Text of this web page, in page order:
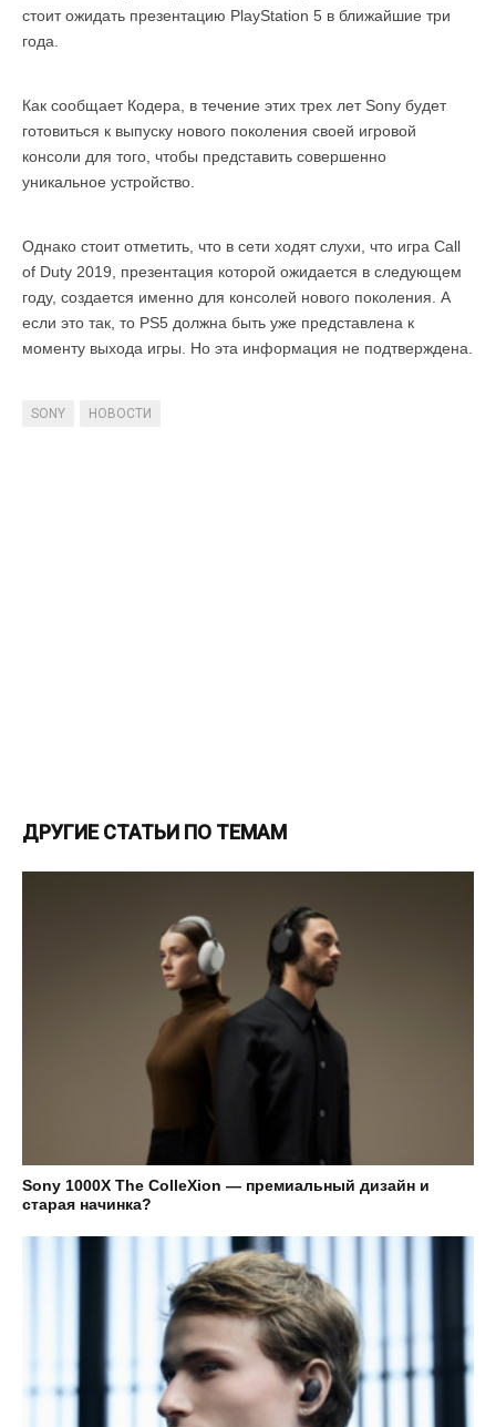
стоит ожидать презентацию PlayStation 5 в ближайшие три
года.
Как сообщает Кодера, в течение этих трех лет Sony будет
готовиться к выпуску нового поколения своей игровой
консоли для того, чтобы представить совершенно
уникальное устройство.
Однако стоит отметить, что в сети ходят слухи, что игра Call
of Duty 2019, презентация которой ожидается в следующем
году, создается именно для консолей нового поколения. А
если это так, то PS5 должна быть уже представлена к
моменту выхода игры. Но эта информация не подтверждена.
SONY НОВОСТИ
ДРУГИЕ СТАТЬИ ПО ТЕМАМ
Sony 1000X The ColleXion — премиальный дизайн и
старая начинка?